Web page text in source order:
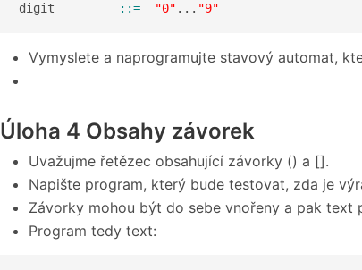
digit
::= "0" ... "9"
Vymyslete a naprogramujte stavový automat,
Úloha 4 Obsahy závorek
Uvažujme řetězec obsahující závorky () a [].
Napište program, který bude testovat, zda je
Závorky mohou být do sebe vnořeny a pak text
Program tedy text: